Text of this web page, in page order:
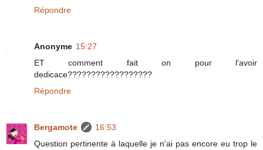
Répondre
Anonyme 15:27
ET comment fait on pour l'avoir
dedicace??????????????????
Répondre
Bergamote
16:53
Question pertinente à laquelle je n'ai pas encore eu trop le